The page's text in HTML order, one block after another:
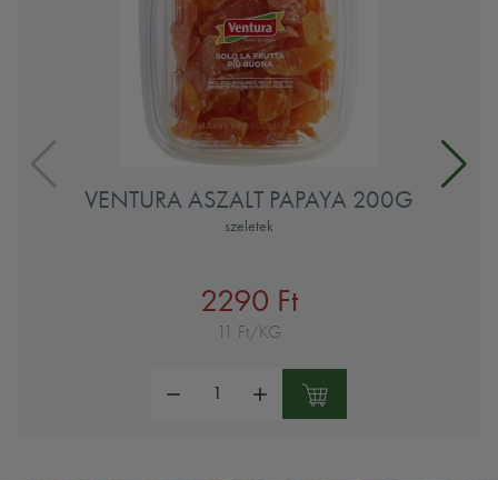
VENTURA ASZALT PAPAYA 200G
szeletek
2290 Ft
11 Ft/KG